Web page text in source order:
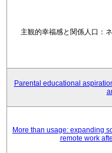
主観的幸福感と関係人口：
Parental educational
More than usage: expanding
remote work